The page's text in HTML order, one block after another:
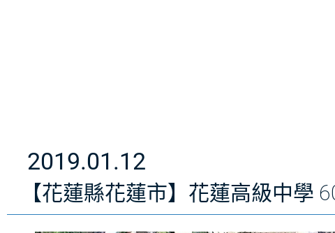
2019.01.12
【花蓮縣花蓮市】花蓮高級中學